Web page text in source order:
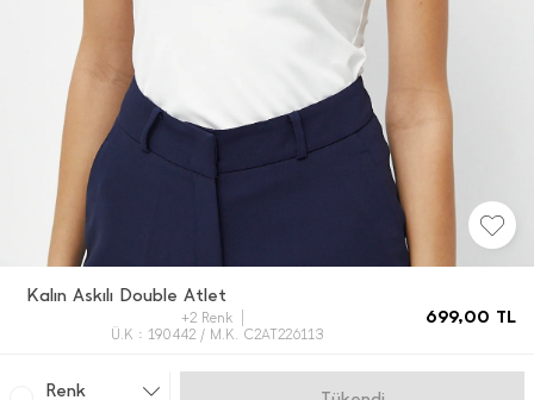
Kalın Askılı Double Atlet
+2 Renk
Ü.K : 190442 / M.K. C2AT226113
699,00 TL
Renk